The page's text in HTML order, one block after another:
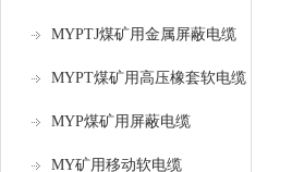
MYPTJ煤矿用金属屏蔽电缆
MYPT煤矿用高压橡套软电缆
MYP煤矿用屏蔽电缆
MY矿用移动软电缆